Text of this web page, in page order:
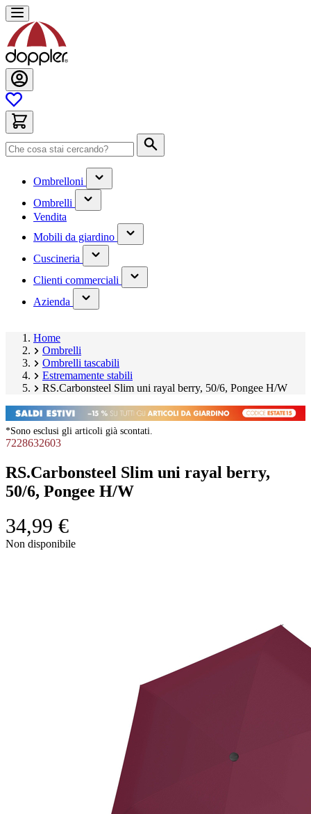
Salta
al
contenuto
Ombrelloni
(contiene
un
sottomenu)
Ombrelli
(contiene
un
Vendita
Mobili da giardino
(contiene
un
Cuscineria
(contiene
un
sottomenu)
Clienti commerciali
(has
submenu)
Azienda
(has
submenu)
Home
Ombrelli
Ombrelli tascabili
Estremamente stabili
RS.Carbonsteel Slim uni rayal berry, 50/6, Pongee H/W
*Sono esclusi gli articoli già scontati.
7228632603
RS.Carbonsteel Slim uni rayal berry,
50/6, Pongee H/W
34,99 €
Salta
Non disponibile